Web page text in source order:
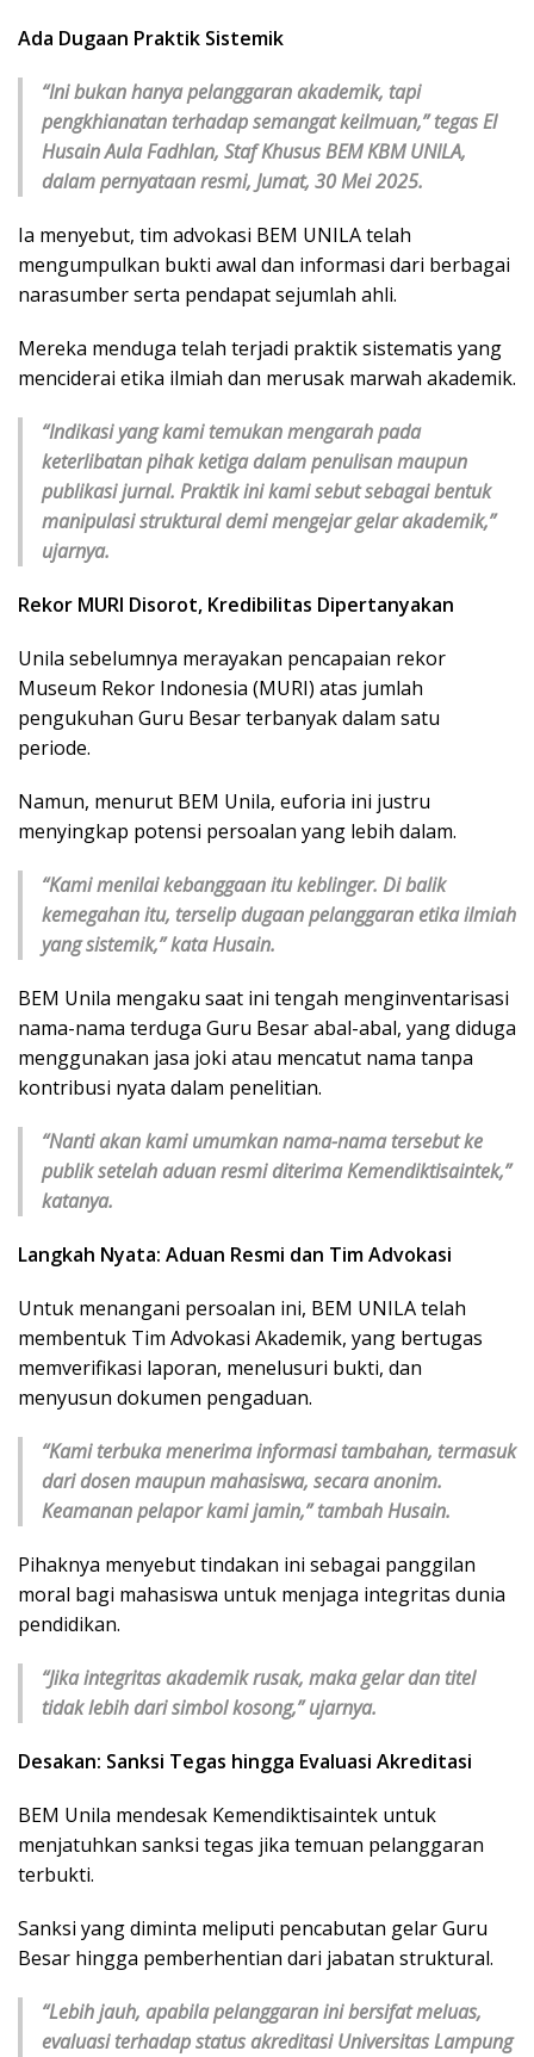
Ada Dugaan Praktik Sistemik
“Ini bukan hanya pelanggaran akademik, tapi
pengkhianatan terhadap semangat keilmuan,” tegas El
Husain Aula Fadhlan, Staf Khusus BEM KBM UNILA,
dalam pernyataan resmi, Jumat, 30 Mei 2025.
Ia menyebut, tim advokasi BEM UNILA telah
mengumpulkan bukti awal dan informasi dari berbagai
narasumber serta pendapat sejumlah ahli.
Mereka menduga telah terjadi praktik sistematis yang
menciderai etika ilmiah dan merusak marwah akademik.
“Indikasi yang kami temukan mengarah pada
keterlibatan pihak ketiga dalam penulisan maupun
publikasi jurnal. Praktik ini kami sebut sebagai bentuk
manipulasi struktural demi mengejar gelar akademik,”
ujarnya.
Rekor MURI Disorot, Kredibilitas Dipertanyakan
Unila sebelumnya merayakan pencapaian rekor
Museum Rekor Indonesia (MURI) atas jumlah
pengukuhan Guru Besar terbanyak dalam satu
periode.
Namun, menurut BEM Unila, euforia ini justru
menyingkap potensi persoalan yang lebih dalam.
“Kami menilai kebanggaan itu keblinger. Di balik
kemegahan itu, terselip dugaan pelanggaran etika ilmiah
yang sistemik,” kata Husain.
BEM Unila mengaku saat ini tengah menginventarisasi
nama-nama terduga Guru Besar abal-abal, yang diduga
menggunakan jasa joki atau mencatut nama tanpa
kontribusi nyata dalam penelitian.
“Nanti akan kami umumkan nama-nama tersebut ke
publik setelah aduan resmi diterima Kemendiktisaintek,”
katanya.
Langkah Nyata: Aduan Resmi dan Tim Advokasi
Untuk menangani persoalan ini, BEM UNILA telah
membentuk Tim Advokasi Akademik, yang bertugas
memverifikasi laporan, menelusuri bukti, dan
menyusun dokumen pengaduan.
“Kami terbuka menerima informasi tambahan, termasuk
dari dosen maupun mahasiswa, secara anonim.
Keamanan pelapor kami jamin,” tambah Husain.
Pihaknya menyebut tindakan ini sebagai panggilan
moral bagi mahasiswa untuk menjaga integritas dunia
pendidikan.
“Jika integritas akademik rusak, maka gelar dan titel
tidak lebih dari simbol kosong,” ujarnya.
Desakan: Sanksi Tegas hingga Evaluasi Akreditasi
BEM Unila mendesak Kemendiktisaintek untuk
menjatuhkan sanksi tegas jika temuan pelanggaran
terbukti.
Sanksi yang diminta meliputi pencabutan gelar Guru
Besar hingga pemberhentian dari jabatan struktural.
“Lebih jauh, apabila pelanggaran ini bersifat meluas,
evaluasi terhadap status akreditasi Universitas Lampung